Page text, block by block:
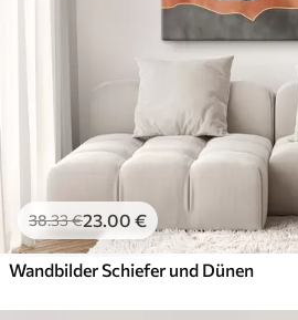
38.33€23.00 €
Wandbilder Schiefer und Dünen